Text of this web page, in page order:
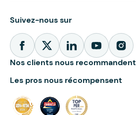
Suivez-nous sur
Nos clients nous recommandent
Les pros nous récompensent